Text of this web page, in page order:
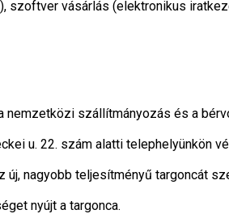
szoftver vásárlás (elektronikus
szállítmányozás és a
u. 22. szám alatti telephelyünkön
nagyobb teljesítményű targoncát
nyújt a targonca.